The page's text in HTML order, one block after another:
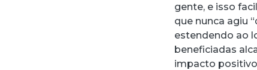
gente, e isso
que nunca agiu
estendendo ao
beneficiadas
impacto